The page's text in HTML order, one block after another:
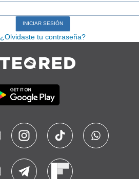
¿Olvidaste tu contraseña?